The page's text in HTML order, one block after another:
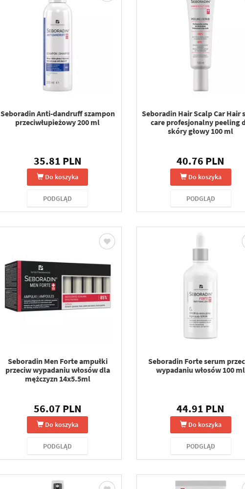
Seboradin Anti-dandruff szampon
przeciwłupieżowy 200 ml
35.81 PLN
Do koszyka
PODGLĄD
Seboradin Hair Scalp Car Hair
care profesjonalny peeling
skóry głowy 100 ml
40.76 PLN
Do koszyka
PODGLĄD
Seboradin Men Forte ampułki
przeciw wypadaniu włosów dla
mężczyzn 14x5.5ml
56.07 PLN
Do koszyka
PODGLĄD
Seboradin Forte serum
wypadaniu włosów 100 ml
44.91 PLN
Do koszyka
PODGLĄD